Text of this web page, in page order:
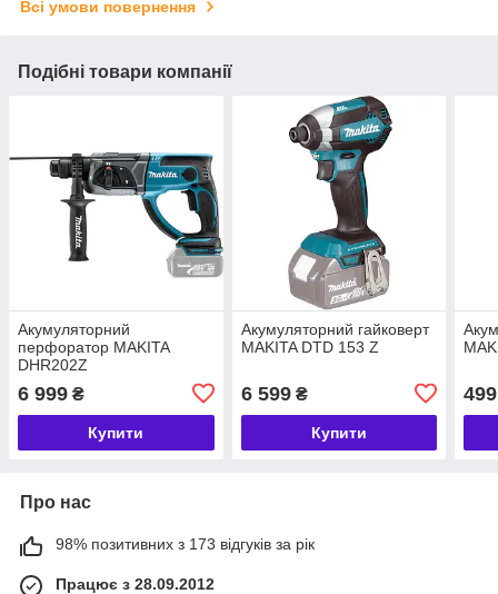
Всі умови повернення
Подібні товари компанії
Акумуляторний
перфоратор MAKITA
DHR202Z
6 999 ₴
Купити
Акумуляторний гайковерт
MAKITA DTD 153 Z
6 599₴
Купити
499
Про нас
98% позитивних з 173 відгуків за рік
Працює з 28.09.2012